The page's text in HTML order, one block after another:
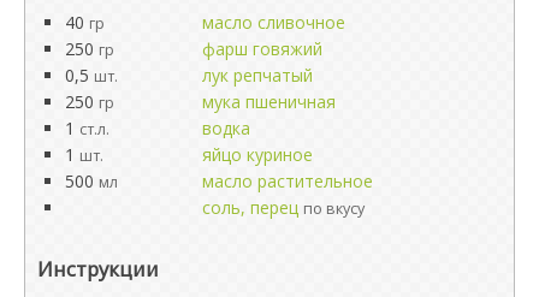
40 гр
масло сливочное
250 гр
фарш говяжий
0,5 шт.
лук репчатый
250 гр
мука пшеничная
1 ст.л.
водка
1 шт.
яйцо куриное
500 мл
масло растительное
соль, перец по вкусу
Инструкции